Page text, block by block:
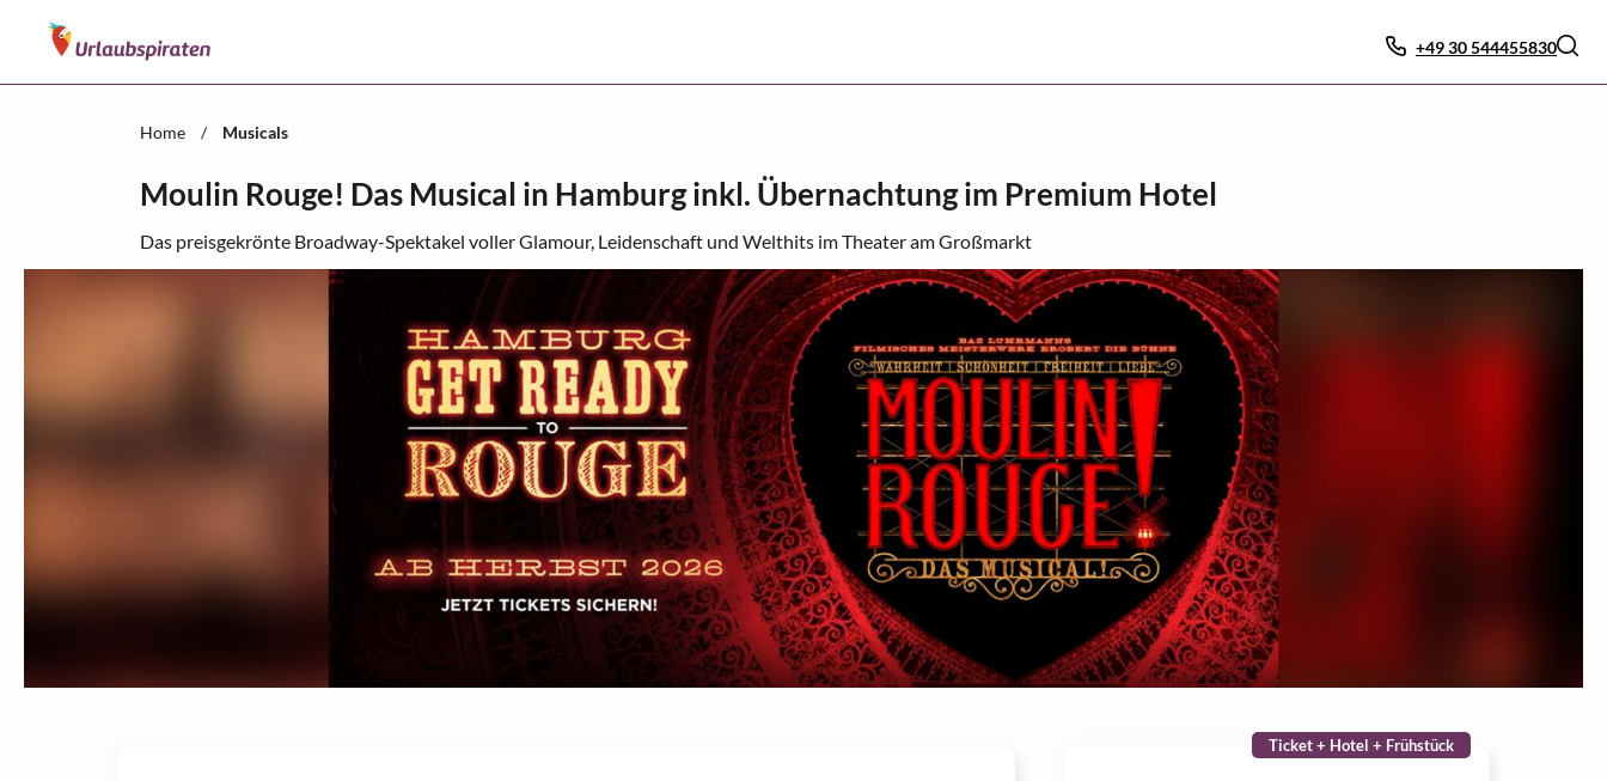
+49 30 544455830
Home / Musicals
Moulin Rouge! Das Musical in Hamburg inkl. Übernachtung im Premium Hotel
Das preisgekrönte Broadway-Spektakel voller Glamour, Leidenschaft und Welthits im Theater am Großmarkt
Ticket + Hotel + Frühstück